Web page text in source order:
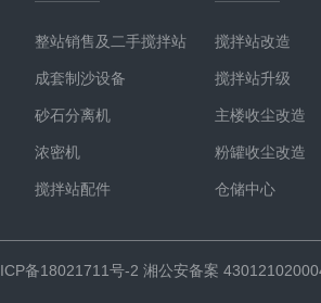
整站销售及二手搅拌站
成套制沙设备
砂石分离机
浓密机
搅拌站配件
搅拌站改造
搅拌站升级
主楼收尘改造
粉罐收尘改造
仓储中心
备18021711号-2 湘公安备案